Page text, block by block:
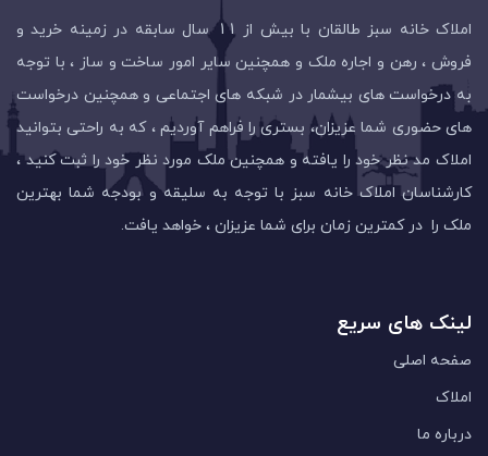
املاک خانه سبز طالقان با بیش از 11 سال سابقه در زمینه خرید و
فروش ، رهن و اجاره ملک و همچنین سایر امور ساخت و ساز ، با توجه
به درخواست های بیشمار در شبکه های اجتماعی و همچنین درخواست
های حضوری شما عزیزان، بستری را فراهم آوردیم ، که به راحتی بتوانید
املاک مد نظر خود را یافته و همچنین ملک مورد نظر خود را ثبت کنید ،
کارشناسان املاک خانه سبز با توجه به سلیقه و بودجه شما بهترین
ملک را در کمترین زمان برای شما عزیزان ، خواهد یافت.
لینک های سریع
صفحه اصلی
املاک
درباره ما